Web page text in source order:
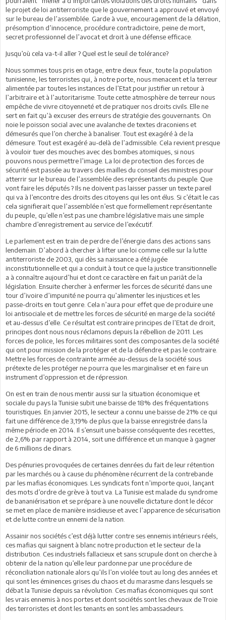
le projet de loi antiterroriste que le gouvernement a approuvé et envoyé
sur le bureau de l’assemblée. Garde à vue, encouragement de la délation,
présomption d’innocence, procédure contradictoire, peine de mort,
secret professionnel de l’avocat et droit à une défense efficace.
Jusqu’où cela va-t-il aller ? Quel est le seuil de tolérance?
Nous sommes tous pris en otage, entre deux feux, toute la population
tunisienne, les terroristes qui, à notre porte, nous menacent et la terreur
alimentée par toutes les instances de l’Etat pour justifier un retour à
l’arbitraire et à l’autoritarisme. Toute cette atmosphère de terreur nous
empêche de vivre citoyenneté et de pratiquer nos droits civils. Elle ne
sert en fait qu’à excuser des erreurs de stratégie des gouvernants. On
noie le poisson social avec une avalanche de textes draconiens et
démesurés que l’on cherche à banaliser. Tout est exagéré à de la
démesure. Tout est exagéré au-delà de l’admissible. Cela revient presque
à vouloir tuer des mouches avec des bombes atomiques, si nous
pouvons nous permettre l’image. La loi de protection des forces de
sécurité est passée au travers des mailles du conseil des ministres pour
atterrir sur le bureau de l’assemblée des représentants du peuple. Que
vont faire les députés ? Ils ne doivent pas laisser passer un texte pareil
qui va à l’encontre des droits des citoyens qui les ont élus. Si c’était le cas
cela signifierait que l’assemblée n’est que formellement représentante
du peuple, qu’elle n’est pas une chambre législative mais une simple
chambre d’enregistrement au service de l’exécutif.
Le parlement est en train de perdre de l’énergie dans des actions sans
lendemain. D’abord à chercher à lifter une loi comme celle sur la lutte
antiterroriste de 2003, qui dès sa naissance a été jugée
inconstitutionnelle et qui a conduit à tout ce que la justice transitionnelle
a à connaître aujourd’hui et dont ce caractère en fait un pariât de la
législation. Ensuite chercher à enfermer les forces de sécurité dans une
tour d’ivoire d’impunité ne pourra qu’alimenter les injustices et les
passe-droits en tout genre. Cela n’aura pour effet que de produire une
loi antisociale et de mettre les forces de sécurité en marge de la société
et au-dessus d’elle. Ce résultat est contraire principes de l’Etat de droit,
principes dont nous nous réclamons depuis la rébellion de 2011. Les
forces de police, les forces militaires sont des composantes de la société
qui ont pour mission de la protéger et de la défendre et pas le contraire.
Mettre les forces de contrainte armée au-dessus de la société sous
prétexte de les protéger ne pourra que les marginaliser et en faire un
instrument d’oppression et de répression.
On est en train de nous mentir aussi sur la situation économique et
sociale du pays la Tunisie subit une baisse de 18% des fréquentations
touristiques. En janvier 2015, le secteur a connu une baisse de 21% ce qui
fait une différence de 3,19% de plus que la baisse enregistrée dans la
même période en 2014. Il s’ensuit une baisse conséquente des recettes,
de 2,6% par rapport à 2014, soit une différence et un manque à gagner
de 6 millions de dinars.
Des pénuries provoquées de certaines denrées du fait de leur rétention
par les marchés ou à cause du phénomène récurrent de la contrebande
par les mafias économiques. Les syndicats font n’importe quoi, lançant
des mots d’ordre de grève à tout va. La Tunisie est malade du syndrome
de bananiérisation et se prépare à une nouvelle dictature dont le décor
se met en place de manière insidieuse et avec l’apparence de sécurisation
et de lutte contre un ennemi de la nation.
Assainir nos sociétés c’est déjà lutter contre ses ennemis intérieurs réels,
ces mafias qui saignent à blanc notre production et le secteur de la
distribution. Ces industriels fallacieux et sans scrupule dont on cherche à
obtenir de la nation qu’elle leur pardonne par une procédure de
réconciliation nationale alors qu’ils l’on violée tout au long des années et
qui sont les éminences grises du chaos et du marasme dans lesquels se
débat la Tunisie depuis sa révolution. Ces mafias économiques qui sont
les vrais ennemis à nos portes et dont sociétés sont les chevaux de Troie
des terroristes et dont les tenants en sont les ambassadeurs.